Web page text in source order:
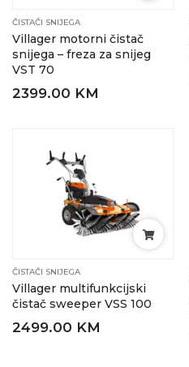
ČISTAČI SNIJEGA
Villager motorni čistač
snijega – freza za snijeg
VST 70
2399.00 KM
ČISTAČI SNIJEGA
Villager multifunkcijski
čistač sweeper VSS 100
2499.00 KM